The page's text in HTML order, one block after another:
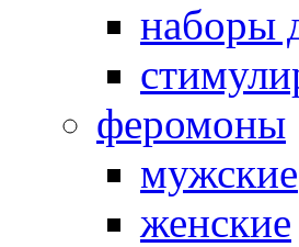
наборы
феромоны
мужские
женские